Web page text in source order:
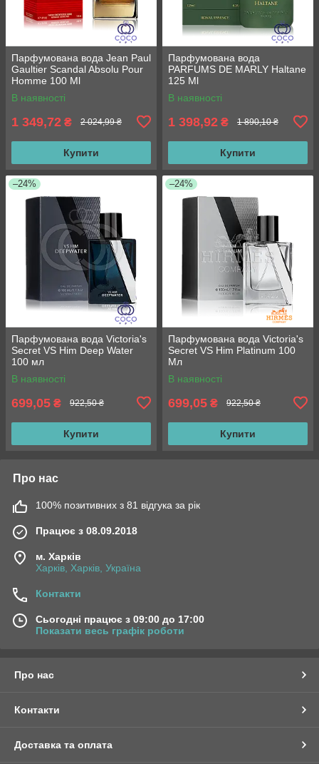
Парфумована вода Jean Paul
Gaultier Scandal Absolu Pour
Homme 100 Ml
В наявності
1 349,72 ₴ 2 024,99 ₴
Купити
Парфумована вода
PARFUMS DE MARLY Haltane
125 Ml
В наявності
1 398,92 ₴ 1 890,10 ₴
Купити
–24%
Парфумована вода Victoria's
Secret VS Him Deep Water
100 мл
В наявності
699,05 ₴ 922,50 ₴
Купити
–24%
Парфумована вода Victoria's
Secret VS Him Platinum 100
Мл
В наявності
699,05 ₴ 922,50 ₴
Купити
Про нас
100% позитивних з 81 відгука за рік
Працює з 08.09.2018
м. Харків
Харків, Харків, Україна
Контакти
Сьогодні працює з 09:00 до 17:00
Показати весь графік роботи
Про нас
Контакти
Доставка та оплата